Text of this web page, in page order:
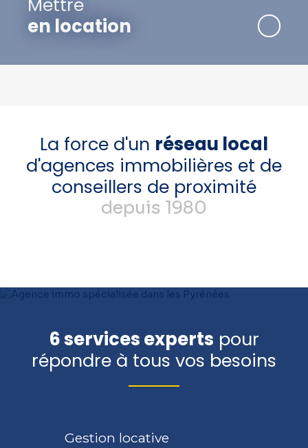
en location
La force d'un réseau local
d'agences immobilières et de
conseillers de proximité
depuis 1980
6 services experts pour
répondre à tous vos besoins
Gestion locative